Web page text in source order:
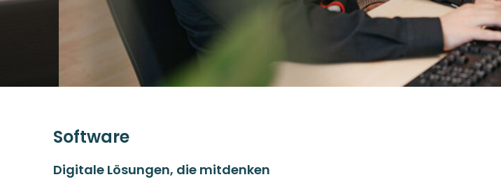
Software
Digitale Lösungen, die mitdenken